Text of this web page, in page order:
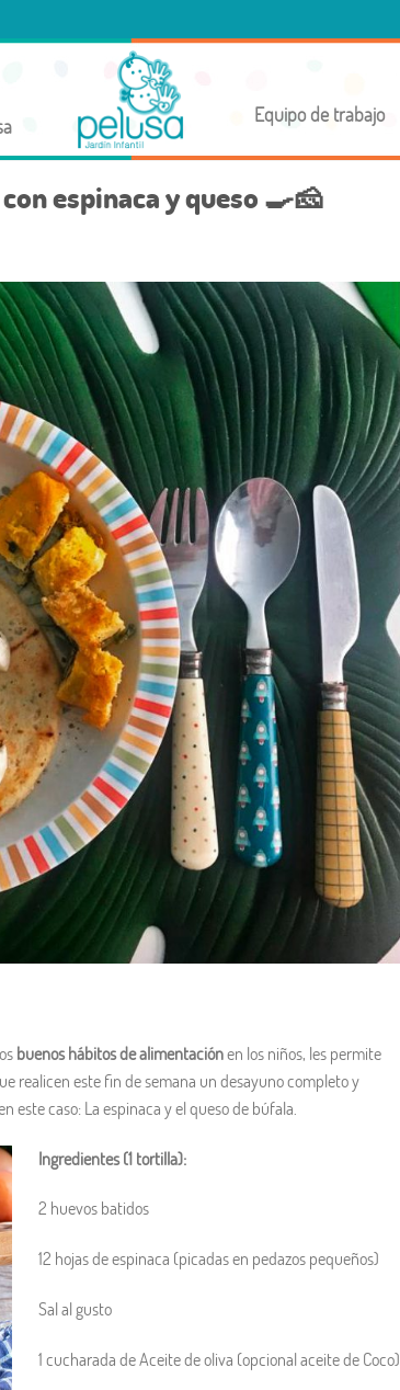
Equipo de trabajo
espinaca y queso 🍳🧀
buenos hábitos de alimentaciónen los niños, les permite
realicen este fin de semana un desayuno completo y
este caso: La espinaca y el queso de búfala.
Ingredientes (1 tortilla):
2 huevos batidos
12 hojas de espinaca (picadas en pedazos pequeños)
Sal al gusto
1 cucharada de Aceite de oliva (opcional aceite de Coco)